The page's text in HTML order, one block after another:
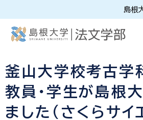
島根
釜山大学校考古学
教員・学生が島根
ました(さくらサイ